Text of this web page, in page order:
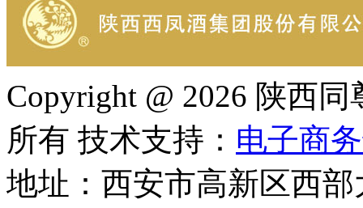
Copyright @ 2026 陕西
所有 技术支持： 电子商
地址：西安市高新区西